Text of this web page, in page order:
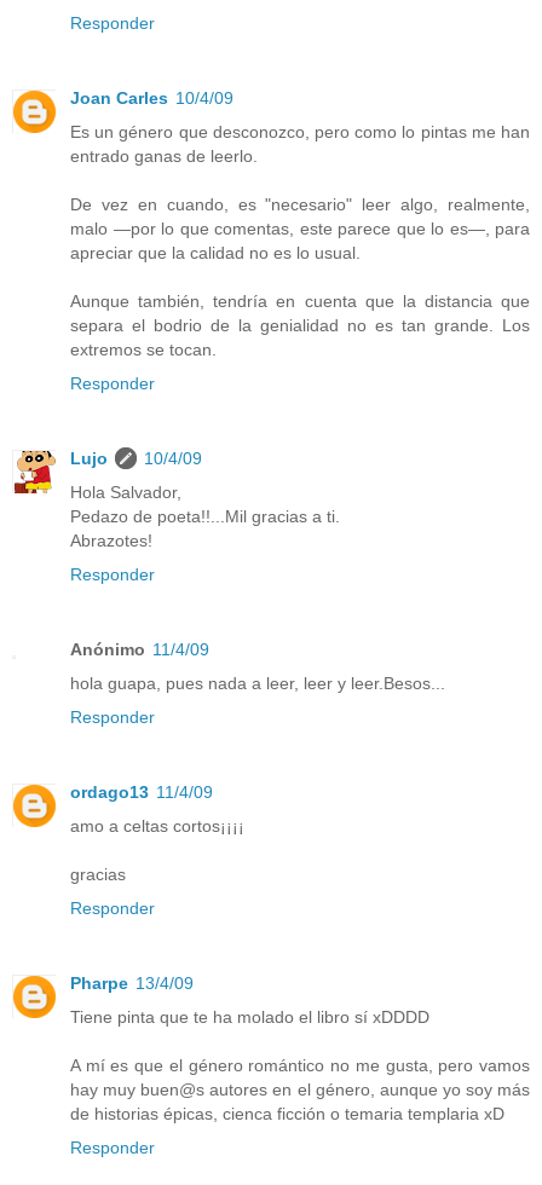
Responder
Joan Carles 10/4/09
Es un género que desconozco, pero como lo pintas me han
entrado ganas de leerlo.
De vez en cuando, es "necesario" leer algo, realmente,
malo —por lo que comentas, este parece que lo es—, para
apreciar que la calidad no es lo usual.
Aunque también, tendría en cuenta que la distancia que
separa el bodrio de la genialidad no es tan grande. Los
extremos se tocan.
Responder
Lujo
10/4/09
Hola Salvador,
Pedazo de poeta!!...Mil gracias a ti.
Abrazotes!
Responder
Anónimo 11/4/09
hola guapa, pues nada a leer, leer y leer.Besos...
Responder
ordago13 11/4/09
amo a celtas cortos¡¡¡¡
gracias
Responder
Pharpe 13/4/09
Tiene pinta que te ha molado el libro sí xDDDD
A mí es que el género romántico no me gusta, pero vamos
hay muy buen@s autores en el género, aunque yo soy más
de historias épicas, cienca ficción o temaria templaria xD
Responder